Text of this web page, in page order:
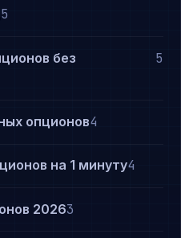
5
без
5
опционов4
на 1 минуту4
20263